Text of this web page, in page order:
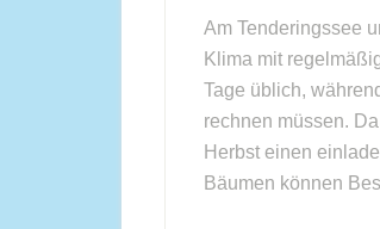
Am Tenderingssee
Klima mit
Tage üblich,
rechnen müssen.
Herbst einen
Bäumen können